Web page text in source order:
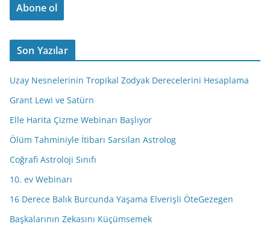
t
a
r
e
n
i
Abone ol
Son Yazılar
Uzay Nesnelerinin Tropikal Zodyak Derecelerini Hesaplama
Grant Lewi ve Satürn
Elle Harita Çizme Webinarı Başlıyor
Ölüm Tahminiyle İtibarı Sarsılan Astrolog
Coğrafi Astroloji Sınıfı
10. ev Webinarı
16 Derece Balık Burcunda Yaşama Elverişli ÖteGezegen
Başkalarının Zekasını Küçümsemek